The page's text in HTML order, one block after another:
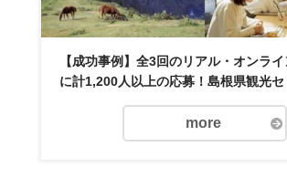
【成功事例】全3回のリアル・オンラ
に計1,200人以上の応募！島根県観光
more